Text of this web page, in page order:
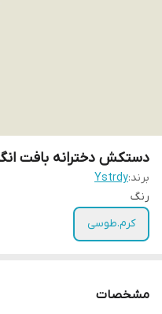
دستکش دخترانه بافت
برند:Ystrdy
رنگ
کرم.طوسی
مشخصات